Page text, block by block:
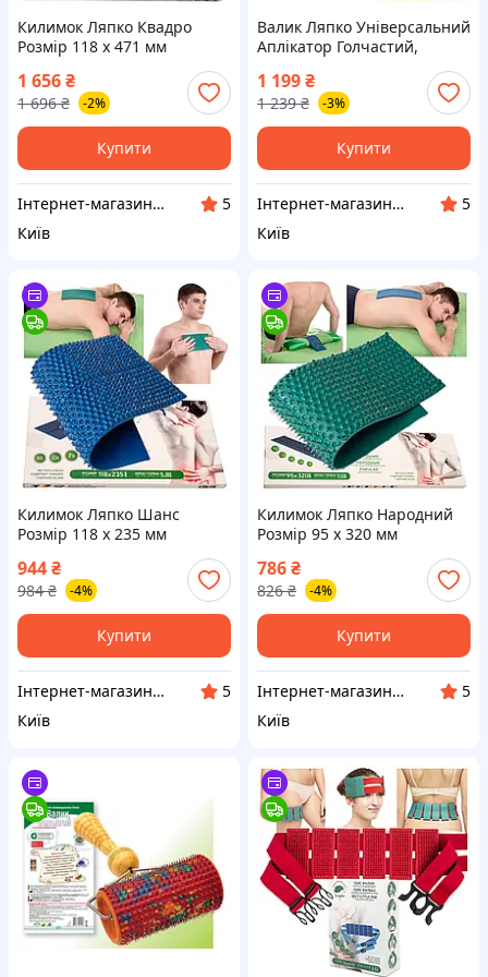
Килимок Ляпко Квадро
Розмір 118 х 471 мм
Аплікатор Голчастий Для
Хребта, Спини, Ніг 6,2 Ag
Синій
1 656₴
1 696 ₴ -2%
Купити
Інтернет-магазин АРГО
5
Київ
Валик Ляпко Універсальний
Аплікатор Голчастий,
Суглобів, Від Целюліту 3,5
Ag Синій
1 199₴
1 239 ₴ -3%
Купити
Інтернет-магазин АРГО
5
Київ
Килимок Ляпко Шанс
Розмір 118 х 235 мм
Масажний Для Спини, Рук,
Ніг 5,8 Ag Синій
944₴
984 ₴ -4%
Купити
Інтернет-магазин «Здорове Життя»
5
Київ
Килимок Ляпко Народний
Розмір 95 х 320 мм
Масажний Для Спини, Рук,
Ніг 7,0 Ag Зелений
786₴
826 ₴ -4%
Купити
Інтернет-магазин «Здорове Життя»
5
Київ